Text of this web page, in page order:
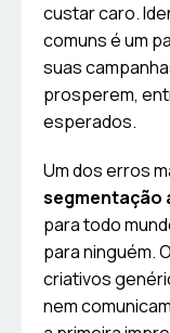
custar caro.
comuns é um
suas
prosperem,
esperados.
Um dos erros
segmentação
para todo
para ninguém.
criativos
nem